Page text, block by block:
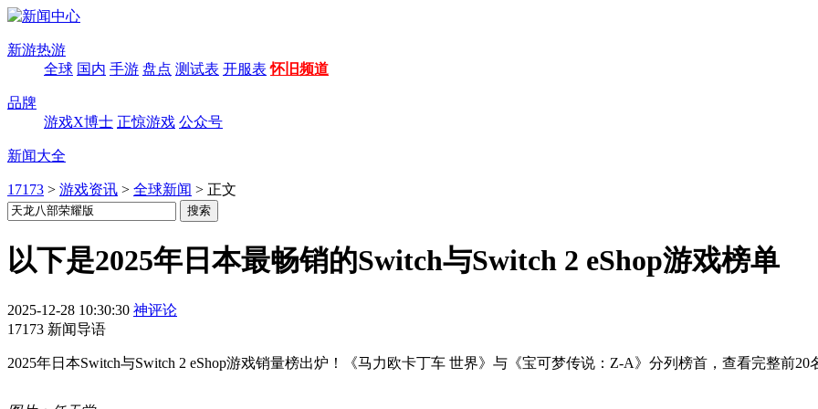
新游热游
全球 国内 手游 盘点 测试表 开服表 怀旧频道
品牌
游戏X博士 正惊游戏 公众号
新闻大全
17173 > 游戏资讯 > 全球新闻 > 正文
以下是2025年日本最畅销的Switch与Switch 2 eShop游戏榜单
2025-12-28 10:30:30 神评论
17173 新闻导语
2025年日本Switch与Switch 2 eShop游戏销量榜出炉！《马力欧卡丁车 世界》与《宝可梦传说：Z-A》分列榜首，查看完整前20